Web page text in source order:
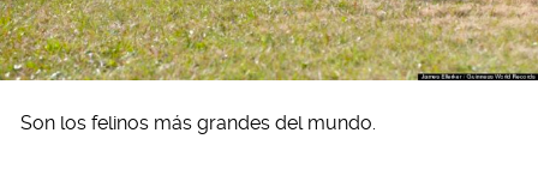
Son los felinos más grandes del mundo.